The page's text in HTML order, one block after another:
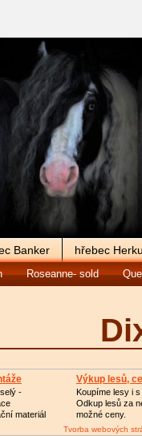
Banker hřebec
Roseanne- sold
-
materiál
Výkup lesů,
Koupíme lesy i
Odkup lesů za
možné ceny.
Tvorba webových